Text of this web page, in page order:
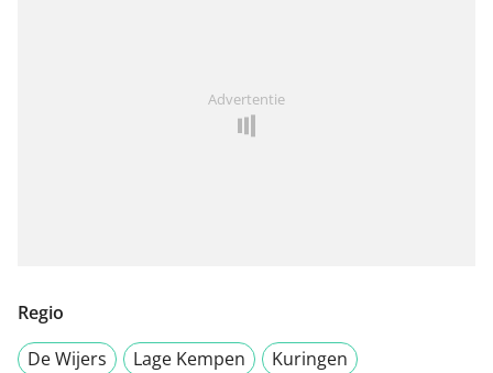
Advertentie
Regio
De Wijers
Lage Kempen
Kuringen